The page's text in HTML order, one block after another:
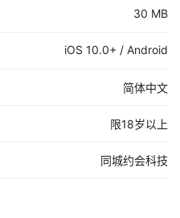
30 MB
iOS 10.0+ / Android
简体中文
限18岁以上
同城约会科技